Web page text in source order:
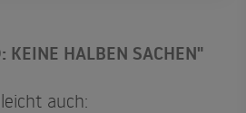
KEINE HALBEN SACHEN"
auch: